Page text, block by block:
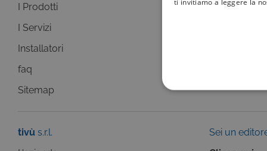
I Prodotti
I Servizi
Installatori
faq
Sitemap
La Guida +
tivù s.r.l.
Sei un
COOKIE